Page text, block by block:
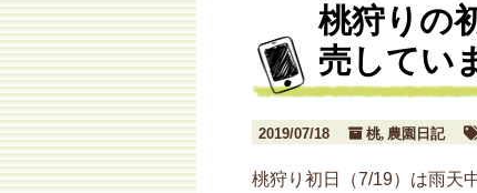
桃狩りの
売してい
2019/07/18 桃, 農園日記
桃狩り初日（7/19）は雨天